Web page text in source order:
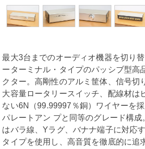
最大3台までのオーディオ機器を切り
ーターミナル・タイプのパッシブ型高
クター。高剛性のアルミ筐体、信号切
大容量ロータリースイッチ、配線材は
ない6N（99.99997％銅）ワイヤーを
パレートアン プと同等のグレード構成
はバラ線、Yラグ、バナナ端子に対応
タイプを使用し、高音質を徹底的に追